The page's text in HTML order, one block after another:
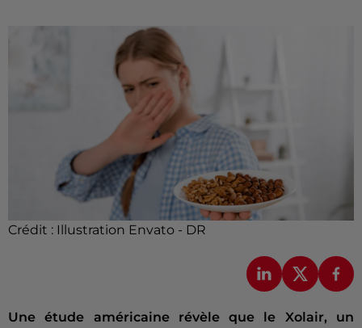
Crédit : Illustration Envato - DR
Une étude américaine révèle que le Xolair, un